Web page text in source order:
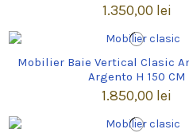
1.350,00 lei
Mobilier Baie Vertical Clasic
Argento H 150 CM
1.850,00 lei